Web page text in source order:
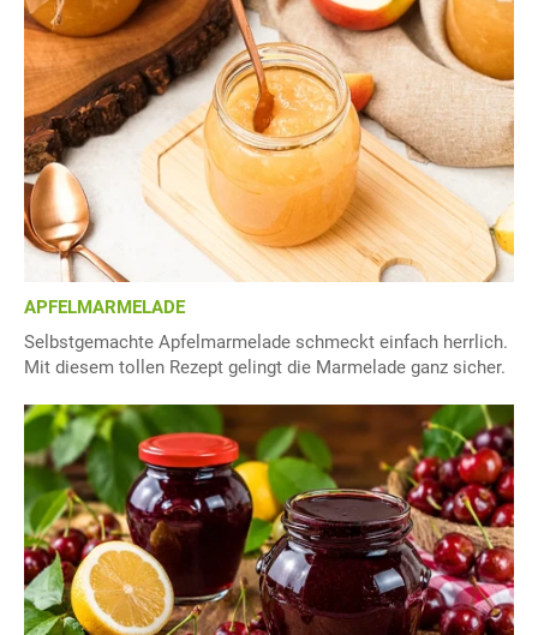
APFELMARMELADE
Selbstgemachte Apfelmarmelade schmeckt einfach herrlich.
Mit diesem tollen Rezept gelingt die Marmelade ganz sicher.